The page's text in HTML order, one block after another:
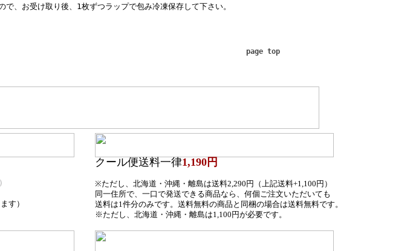
、お受け取り後、1枚ずつラップで包み冷凍保存して下さい。
page top
す）
クール便送料一律1,190円
※ただし、北海道・沖縄・離島は送料2,290円（上記送料+1,100円）
同一住所で、一口で発送できる商品なら、何個ご注文いただいても
送料は1件分のみです。送料無料の商品と同梱の場合は送料無料です。
※ただし、北海道・沖縄・離島は1,100円が必要です。